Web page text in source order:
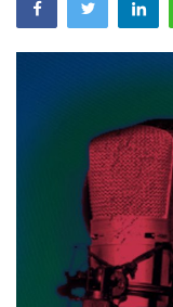
Komik Sözler
ilahi sözleri
Dini Sözler